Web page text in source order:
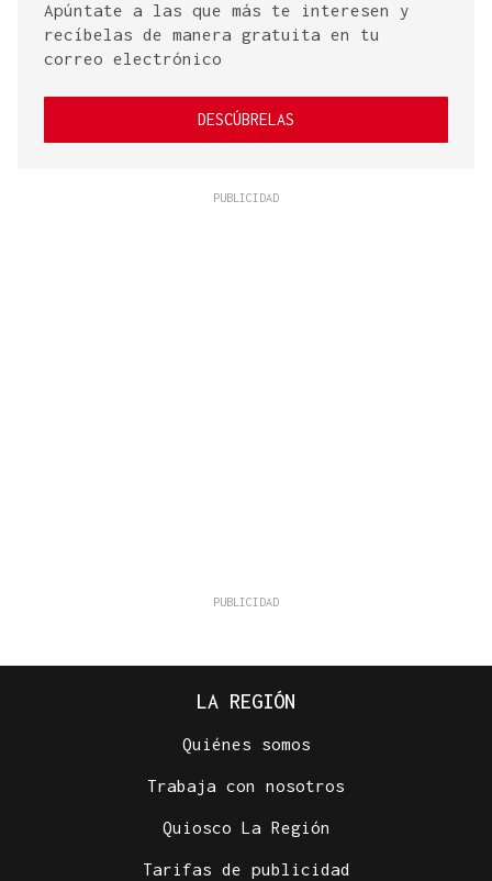
Apúntate a las que más te interesen y
recíbelas de manera gratuita en tu
correo electrónico
DESCÚBRELAS
LA REGIÓN
Quiénes somos
Trabaja con nosotros
Quiosco La Región
Tarifas de publicidad